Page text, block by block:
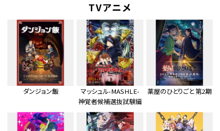
TVアニメ
ダンジョン飯
マッシュル-MASHLE-
神覚者候補選抜試験編
薬屋のひとりごと 第2期